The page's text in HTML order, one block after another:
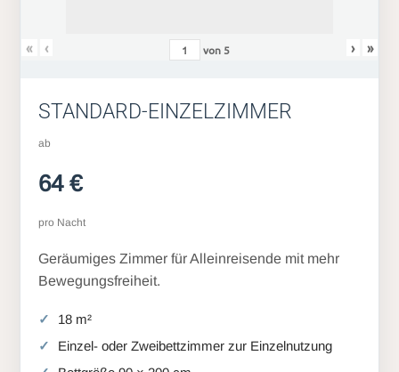
« ‹ von 5 › »
STANDARD-EINZELZIMMER
ab
64 €
pro Nacht
Geräumiges Zimmer für Alleinreisende mit mehr
Bewegungsfreiheit.
18 m²
Einzel- oder Zweibettzimmer zur Einzelnutzung